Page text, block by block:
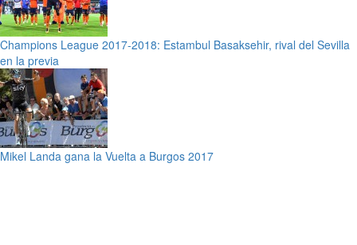
Champions League 2017-2018: Estambul Basaksehir, rival del Sevilla
en la previa
Mikel Landa gana la Vuelta a Burgos 2017